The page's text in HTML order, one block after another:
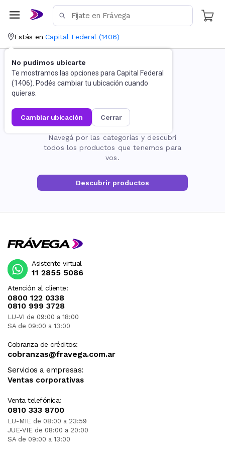
Estás en Capital Federal (1406)
No pudimos ubicarte
Te mostramos las opciones para Capital Federal
(1406). Podés cambiar tu ubicación cuando
quieras.
cambiar ubicación cerrar
La página no existe
Navegá por las categorías y descubrí
todos los productos que tenemos para
vos.
Descubrir productos
Atención al cliente:
0800 122 0338
0810 999 3728
LU-VI de 09:00 a 18:00
SA de 09:00 a 13:00
Cobranza de créditos:
cobranzas@fravega.com.ar
Servicios a empresas:
Ventas corporativas
Venta telefónica:
0810 333 8700
LU-MIE de 08:00 a 23:59
JUE-VIE de 08:00 a 20:00
SA de 09:00 a 13:00
Asistente virtual
11 2855 5086